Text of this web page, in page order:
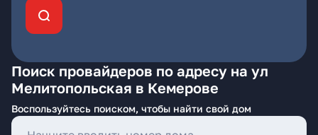
Поиск провайдеров по адресу на ул
Мелитопольская в Кемерове
Воспользуйтесь поиском, чтобы найти свой дом